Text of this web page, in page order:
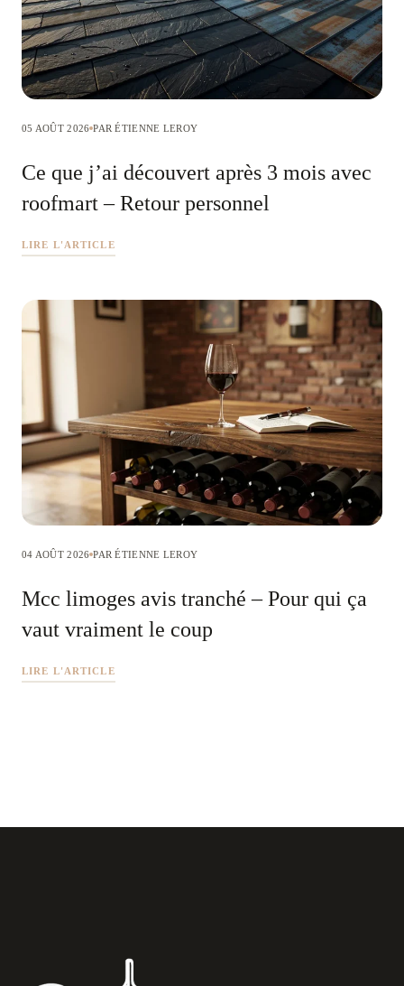
05 AOÛT 2026 PAR ÉTIENNE LEROY
Ce que j’ai découvert après 3 mois avec
roofmart – Retour personnel
LIRE L'ARTICLE
04 AOÛT 2026 PAR ÉTIENNE LEROY
Mcc limoges avis tranché – Pour qui ça
vaut vraiment le coup
LIRE L'ARTICLE